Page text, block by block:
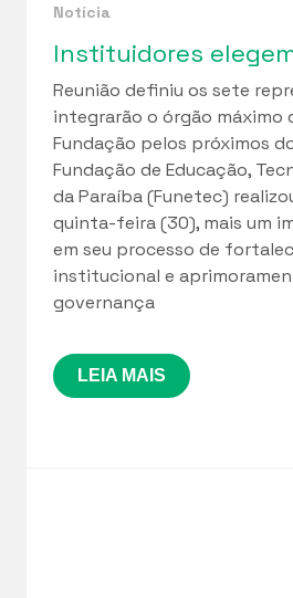
Notícia
Reunião definiu os sete
integrarão o órgão máximo
Fundação pelos próximos
Fundação de Educação,
da Paraíba (Funetec)
quinta-feira (30), mais um
em seu processo de
institucional e
governança
LEIA MAIS